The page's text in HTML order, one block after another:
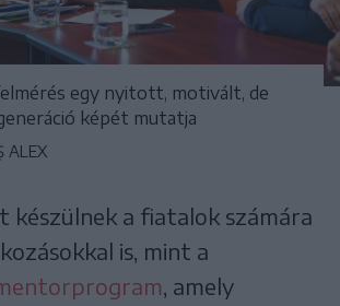
egy nyitott, motivált, de
képét mutatja
ALEX
készülnek a fiatalok számára
is, mint a
, amely